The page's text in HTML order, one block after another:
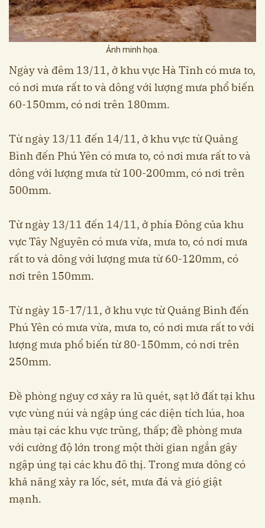
Ảnh minh họa.
Ngày và đêm 13/11, ở khu vực Hà Tĩnh có mưa to,
có nơi mưa rất to và dông với lượng mưa phổ biến
60-150mm, có nơi trên 180mm.
Từ ngày 13/11 đến 14/11, ở khu vực từ Quảng
Bình đến Phú Yên có mưa to, có nơi mưa rất to và
dông với lượng mưa từ 100-200mm, có nơi trên
500mm.
Từ ngày 13/11 đến 14/11, ở phía Đông của khu
vực Tây Nguyên có mưa vừa, mưa to, có nơi mưa
rất to và dông với lượng mưa từ 60-120mm, có
nơi trên 150mm.
Từ ngày 15-17/11, ở khu vực từ Quảng Bình đến
Phú Yên có mưa vừa, mưa to, có nơi mưa rất to với
lượng mưa phổ biến từ 80-150mm, có nơi trên
250mm.
Đề phòng nguy cơ xảy ra lũ quét, sạt lở đất tại khu
vực vùng núi và ngập úng các diện tích lúa, hoa
màu tại các khu vực trũng, thấp; đề phòng mưa
với cường độ lớn trong một thời gian ngắn gây
ngập úng tại các khu đô thị. Trong mưa dông có
khả năng xảy ra lốc, sét, mưa đá và gió giật
mạnh.